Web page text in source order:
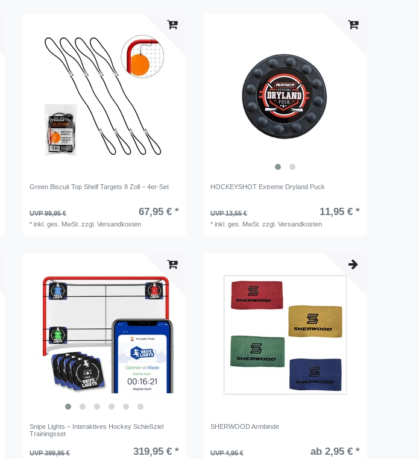
Green Biscuit Top Shelf Targets 8 Zoll – 4er-Set
UVP 99,95 € 67,95 € *
*inkl. ges. MwSt. zzgl.Versandkosten
HOCKEYSHOT Extreme Dryland Puck
UVP 13,55 € 11,95 € *
*inkl. ges. MwSt. zzgl.Versandkosten
Snipe Lights – Interaktives Hockey Schießziel
Trainingsset
UVP 399,95 € 319,95 € *
SHERWOOD Armbinde
UVP 4,95 € ab 2,95 € *